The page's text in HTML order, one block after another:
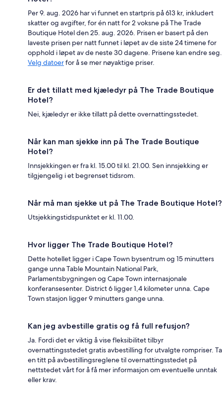
Per 9. aug. 2026 har vi funnet en startpris på 613 kr, inkludert
skatter og avgifter, for én natt for 2 voksne på The Trade
Boutique Hotel den 25. aug. 2026. Prisen er basert på den
laveste prisen per natt funnet i løpet av de siste 24 timene for
opphold i løpet av de neste 30 dagene. Prisene kan endre seg.
Velg datoerfor å se mer nøyaktige priser.
Er det tillatt med kjæledyr på The Trade Boutique
Hotel?
Nei, kjæledyr er ikke tillatt på dette overnattingsstedet.
Når kan man sjekke inn på The Trade Boutique
Hotel?
Innsjekkingen er fra kl. 15.00 til kl. 21.00. Sen innsjekking er
tilgjengelig i et begrenset tidsrom.
Når må man sjekke ut på The Trade Boutique Hotel?
Utsjekkingstidspunktet er kl. 11.00.
Hvor ligger The Trade Boutique Hotel?
Dette hotellet ligger i Cape Town bysentrum og 15 minutters
gange unna Table Mountain National Park,
Parlamentsbygningen og Cape Town internasjonale
konferansesenter. District 6 ligger 1,4 kilometer unna. Cape
Town stasjon ligger 9 minutters gange unna.
Kan jeg avbestille gratis og få full refusjon?
Ja. Fordi det er viktig å vise fleksibilitet tilbyr
overnattingsstedet gratis avbestilling for utvalgte rompriser. Ta
en titt på avbestillingsreglene til overnattingsstedet på
nettstedet vårt for å få mer informasjon om eventuelle unntak
eller krav.